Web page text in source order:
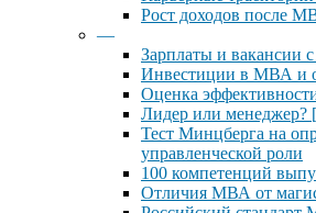
Рост доходов после
—
Зарплаты и вакансии
Инвестиции в МВА и
Оценка
Лидер или менеджер?
Тест Минцберга на
управленческой роли
100 компетенций
Отличия МВА от